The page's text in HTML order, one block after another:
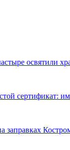
освятили
сертификат:
заправках